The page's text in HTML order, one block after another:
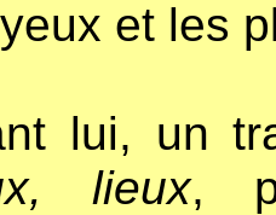
et les
lui, un
lieux,